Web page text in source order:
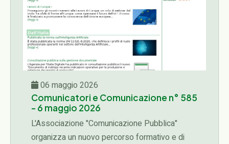
06 maggio 2026
Comunicatori e Comunicazione n° 585
- 6 maggio 2026
L'Associazione "Comunicazione Pubblica"
organizza un nuovo percorso formativo e di